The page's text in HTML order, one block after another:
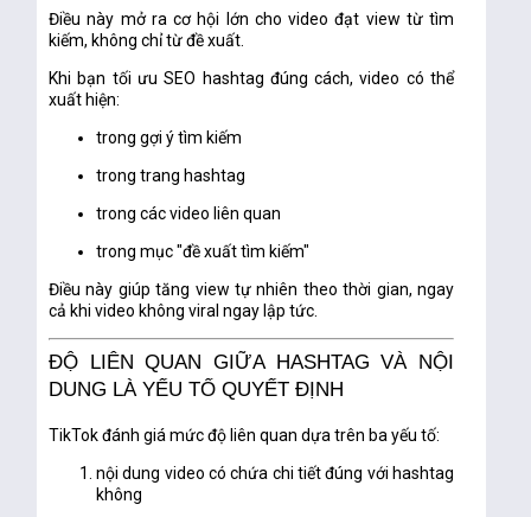
Điều này mở ra cơ hội lớn cho video đạt view từ tìm
kiếm, không chỉ từ đề xuất.
Khi bạn tối ưu SEO hashtag đúng cách, video có thể
xuất hiện:
trong gợi ý tìm kiếm
trong trang hashtag
trong các video liên quan
trong mục "đề xuất tìm kiếm"
Điều này giúp tăng view tự nhiên theo thời gian, ngay
cả khi video không viral ngay lập tức.
ĐỘ LIÊN QUAN GIỮA HASHTAG VÀ NỘI
DUNG LÀ YẾU TỐ QUYẾT ĐỊNH
TikTok đánh giá mức độ liên quan dựa trên ba yếu tố:
nội dung video có chứa chi tiết đúng với hashtag
không